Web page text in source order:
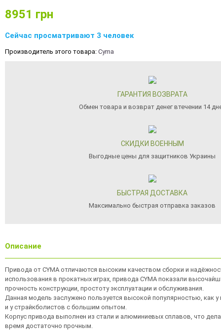
8951 грн
Сейчас просматривают 3 человек
Производитель этого товара: Cyma
ГАРАНТИЯ ВОЗВРАТА
Обмен товара и возврат денег втечении 14
СКИДКИ ВОЕННЫМ
Выгодные цены для защитников Украины
БЫСТРАЯ ДОСТАВКА
Максимально быстрая отправка заказов
Описание
Привода от CYMA отличаются высоким качеством сборки и
использования в прокатных играх, привода CYMA показали
прочность конструкции, простоту эксплуатации и обслуживания.
Данная модель заслужено пользуется высокой популярностью, как у
и у страйкболистов с большим опытом.
Корпус привода выполнен из стали и алюминиевых сплавов, что
время достаточно прочным.